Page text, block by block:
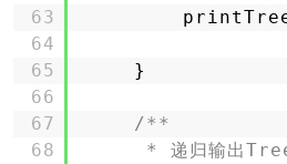
63
64
65
66
67
68
}
/**
* 递归输出